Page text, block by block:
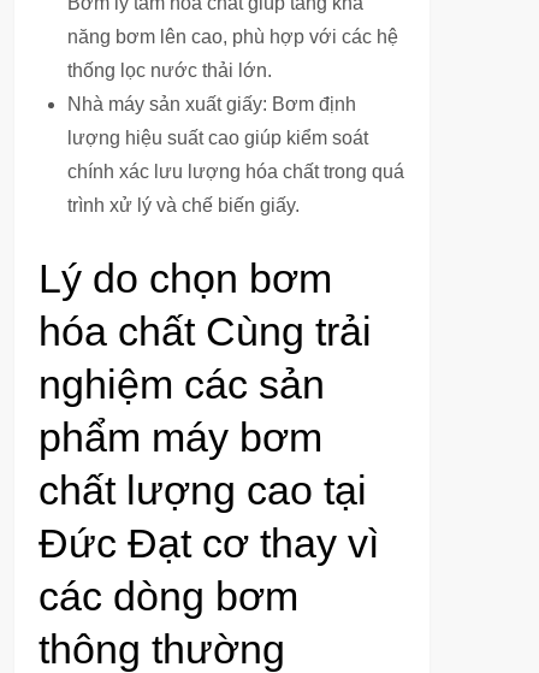
năng bơm lên cao, phù hợp với các hệ
thống lọc nước thải lớn.
Nhà máy sản xuất giấy: Bơm định
lượng hiệu suất cao giúp kiểm soát
chính xác lưu lượng hóa chất trong quá
trình xử lý và chế biến giấy.
Lý do chọn bơm
hóa chất Cùng trải
nghiệm các sản
phẩm máy bơm
chất lượng cao tại
Đức Đạt cơ thay vì
các dòng bơm
thông thường